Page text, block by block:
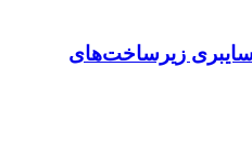
زیرساخت‌های